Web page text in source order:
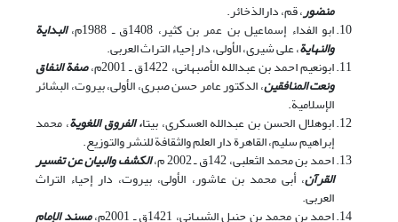
منضور، قم، دارالذخائر.
ابو الفداء إسماعیل بن عمر بن کثیر، 1408ق ـ‌ 1988م، البدایة
والنهایة، علی شیری، الأولی، دار إحیاء التراث العربی.
ابونعیم احمد بن عبدالله الأصبهانی، 1422ق ـ‌ 2001م، صفة النفاق
ونعت المنافقین، الدکتور عامر حسن صبری، الأولی، بیروت، البشائر
الإسلامیة.
ابوهلال الحسن بن عبدالله العسکری، بی‎تا ، الفروق اللغویة، محمد
إبراهیم سلیم، القاهرة دار العلم والثقافة للنشر والتوزیع.
احمد بن محمد الثعلبی، 142ق ـ‌ 2002 م، الکشف والبیان عن تفسیر
القرآن، أبی محمد بن عاشور، الأولی، بیروت، دار إحیاء التراث
العربی.
احمد بن محمد بن حنبل الشیبانی، 1421ق ـ‌ 2001م، مسند الإمام